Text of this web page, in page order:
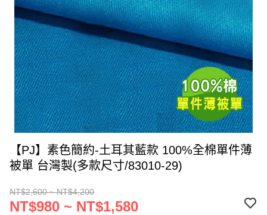
【PJ】素色簡約-土耳其藍款 100%全棉單件薄
被單 台灣製(多款尺寸/83010-29)
NT$2,600 ~ NT$4,200
NT$980 ~ NT$1,580